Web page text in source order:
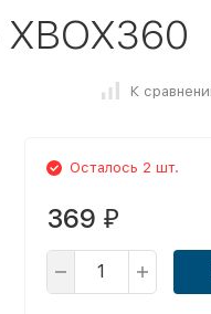
К
Осталось 2 шт.
369 ₽